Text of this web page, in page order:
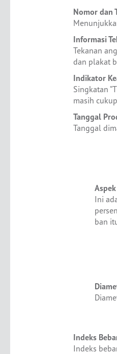
Nomor dan
Informasi
Tekanan
dan plakat
Indikator
Singkatan
masih
Tanggal
Tanggal
Ini
ban
Indeks
Indeks